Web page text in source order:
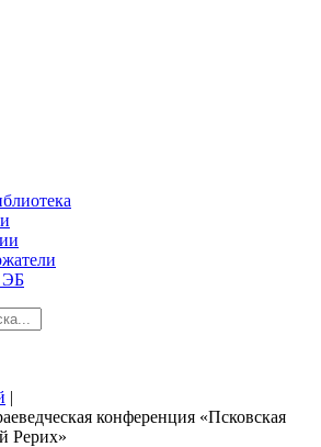
ЭБ
|
конференция «Псковская
Рерих»